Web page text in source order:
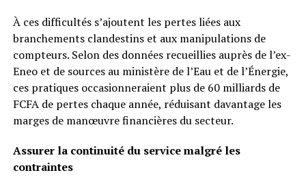
À ces difficultés s’ajoutent les pertes liées aux
branchements clandestins et aux manipulations de
compteurs. Selon des données recueillies auprès de l’ex-
Eneo et de sources au ministère de l’Eau et de l’Énergie,
ces pratiques occasionneraient plus de 60 milliards de
FCFA de pertes chaque année, réduisant davantage les
marges de manœuvre financières du secteur.
Assurer la continuité du service malgré les
contraintes